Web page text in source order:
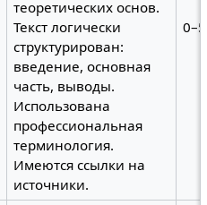
теоретических основ.
Текст логически
структурирован:
введение, основная
часть, выводы.
Использована
профессиональная
терминология.
Имеются ссылки на
источники.
0–5